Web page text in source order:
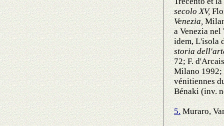
secolo XV,
Venezia,
a Venezia
idem, L'isola
storia
72; F.
Milano 1992;
vénitiennes
Bénaki (inv.
5.Muraro,